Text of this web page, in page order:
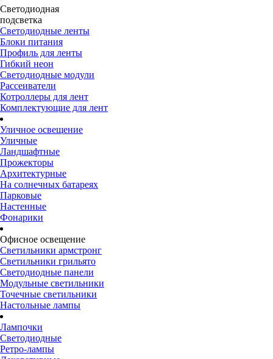
Светодиодная
подсветка
Светодиодные ленты
Блоки питания
Профиль для ленты
Гибкий неон
Светодиодные модули
Рассеиватели
Котроллеры для лент
Комплектующие для лент
Уличное освещение
Уличные
Ландшафтные
Прожекторы
Архитектурные
На солнечных батареях
Парковые
Настенные
Фонарики
Офисное освещение
Светильники армстронг
Светильники грильято
Светодиодные панели
Модульные светильники
Точечные светильники
Настольные лампы
Лампочки
Светодиодные
Ретро-лампы